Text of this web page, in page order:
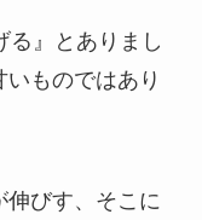
る』とありまし
いものではあり
伸びす、そこに